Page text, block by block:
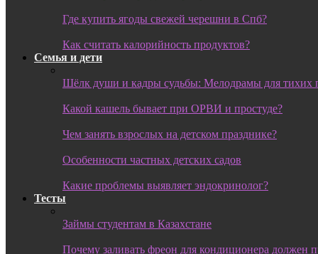
Где купить ягоды свежей черешни в Спб?
Как считать калорийность продуктов?
Семья и дети
Шёлк души и кадры судьбы: Мелодрамы для тихих
Какой кашель бывает при ОРВИ и простуде?
Чем занять взрослых на детском празднике?
Особенности частных детских садов
Какие проблемы выявляет эндокринолог?
Тесты
Займы студентам в Казахстане
Почему заливать фреон для кондиционера должен